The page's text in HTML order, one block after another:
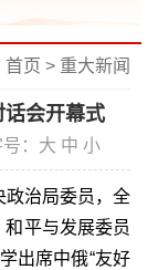
首页 > 重大新闻
话会开幕式
： 大 中 小
治局委员，全
平与发展委员
出席中俄“友好